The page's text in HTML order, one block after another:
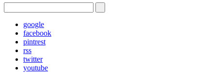
google
facebook
pintrest
rss
twitter
youtube